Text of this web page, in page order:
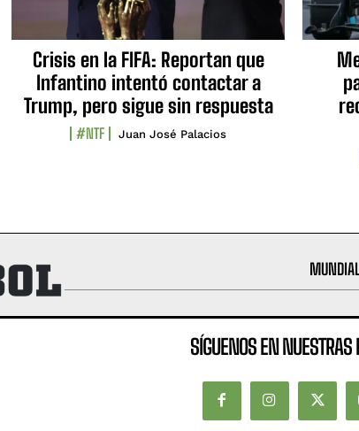
Crisis en la FIFA: Reportan que
Infantino intentó contactar a
Trump, pero sigue sin respuesta
#NTF Juan José Palacios
SÍGUENOS EN NUESTRAS